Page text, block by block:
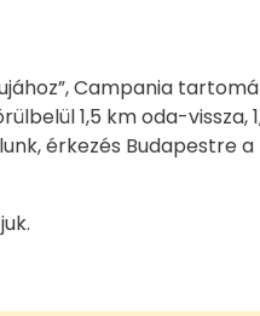
Campania
1,5 km oda-
érkezés Budapestre